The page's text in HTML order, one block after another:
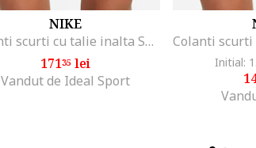
NIKE
Colanti scurti cu talie inalta Sportswear, Negru
17135lei
Vandut de Ideal Sport
Initial: